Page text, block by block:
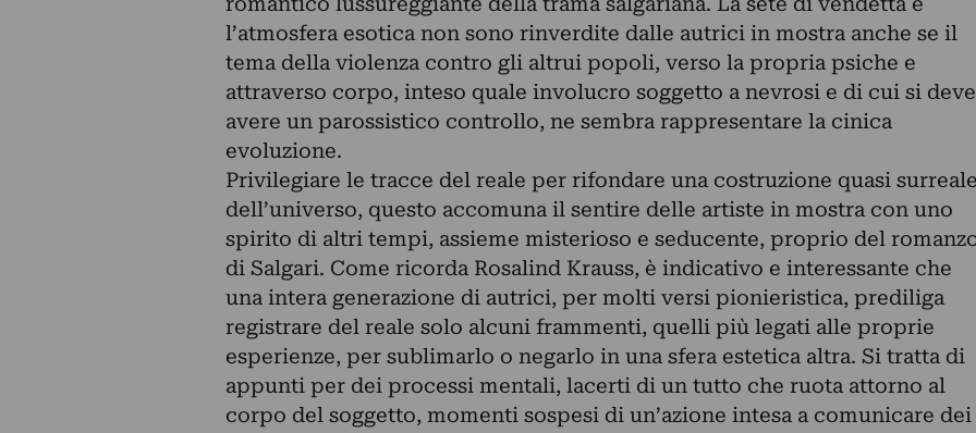
l’atmosfera esotica non sono rinverdite dalle autrici in mostra anche se il
tema della violenza contro gli altrui popoli, verso la propria psiche e
attraverso corpo, inteso quale involucro soggetto a nevrosi e di cui si deve
avere un parossistico controllo, ne sembra rappresentare la cinica
evoluzione.
Privilegiare le tracce del reale per rifondare una costruzione quasi
dell’universo, questo accomuna il sentire delle artiste in mostra con uno
spirito di altri tempi, assieme misterioso e seducente, proprio del
di Salgari. Come ricorda Rosalind Krauss, è indicativo e interessante che
una intera generazione di autrici, per molti versi pionieristica, prediliga
registrare del reale solo alcuni frammenti, quelli più legati alle proprie
esperienze, per sublimarlo o negarlo in una sfera estetica altra. Si tratta di
appunti per dei processi mentali, lacerti di un tutto che ruota attorno al
corpo del soggetto, momenti sospesi di un’azione intesa a comunicare dei